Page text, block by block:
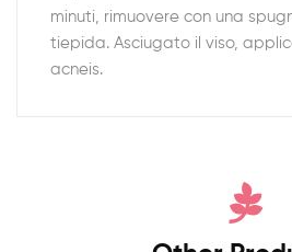
minuti, rimuovere con una
tiepida. Asciugato il viso,
acneis.